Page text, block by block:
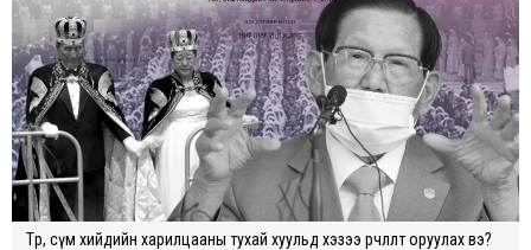
Төр, сүм хийдийн харилцааны тухай хуульд хэзээ өөрчлөлт оруулах вэ?